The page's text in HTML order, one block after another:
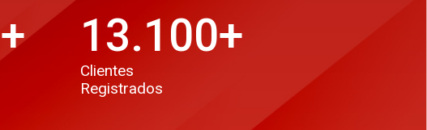
+ 13.100+
Clientes
Registrados